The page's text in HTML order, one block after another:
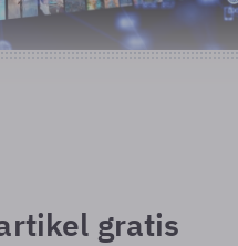
gratis